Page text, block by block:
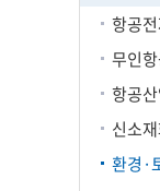
항공
무인
항공
신소
환경·